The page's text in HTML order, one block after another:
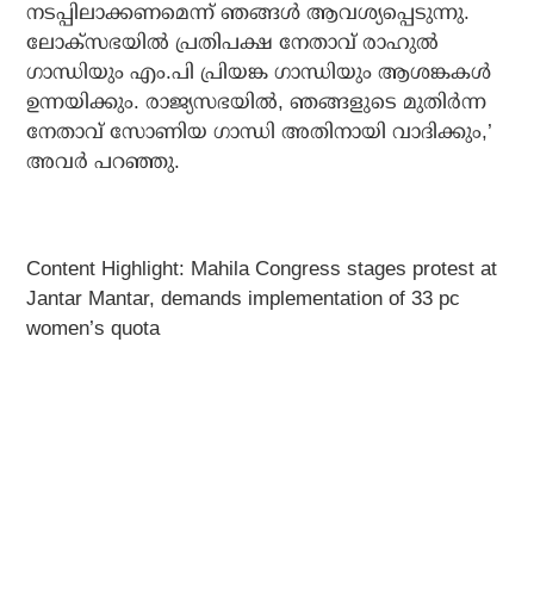
നടപ്പിലാക്കണമെന്ന് ഞങ്ങൾ ആവശ്യപ്പെടുന്നു.
ലോക്‌സഭയിൽ പ്രതിപക്ഷ നേതാവ് രാഹുൽ
ഗാന്ധിയും എം.പി പ്രിയങ്ക ഗാന്ധിയും ആശങ്കകൾ
ഉന്നയിക്കും. രാജ്യസഭയിൽ, ഞങ്ങളുടെ മുതിർന്ന
നേതാവ് സോണിയ ഗാന്ധി അതിനായി വാദിക്കും,’
അവർ പറഞ്ഞു.
Content Highlight: Mahila Congress stages protest at
Jantar Mantar, demands implementation of 33 pc
women’s quota